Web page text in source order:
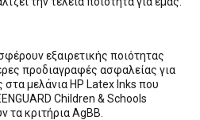
εξαιρετικής ποιότητας
προδιαγραφές ασφαλείας για
μελάνια HP Latex Inks που
Children & Schools
τα κριτήρια AgBB.